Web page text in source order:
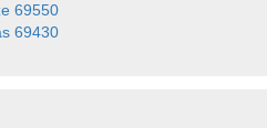
69550
69430